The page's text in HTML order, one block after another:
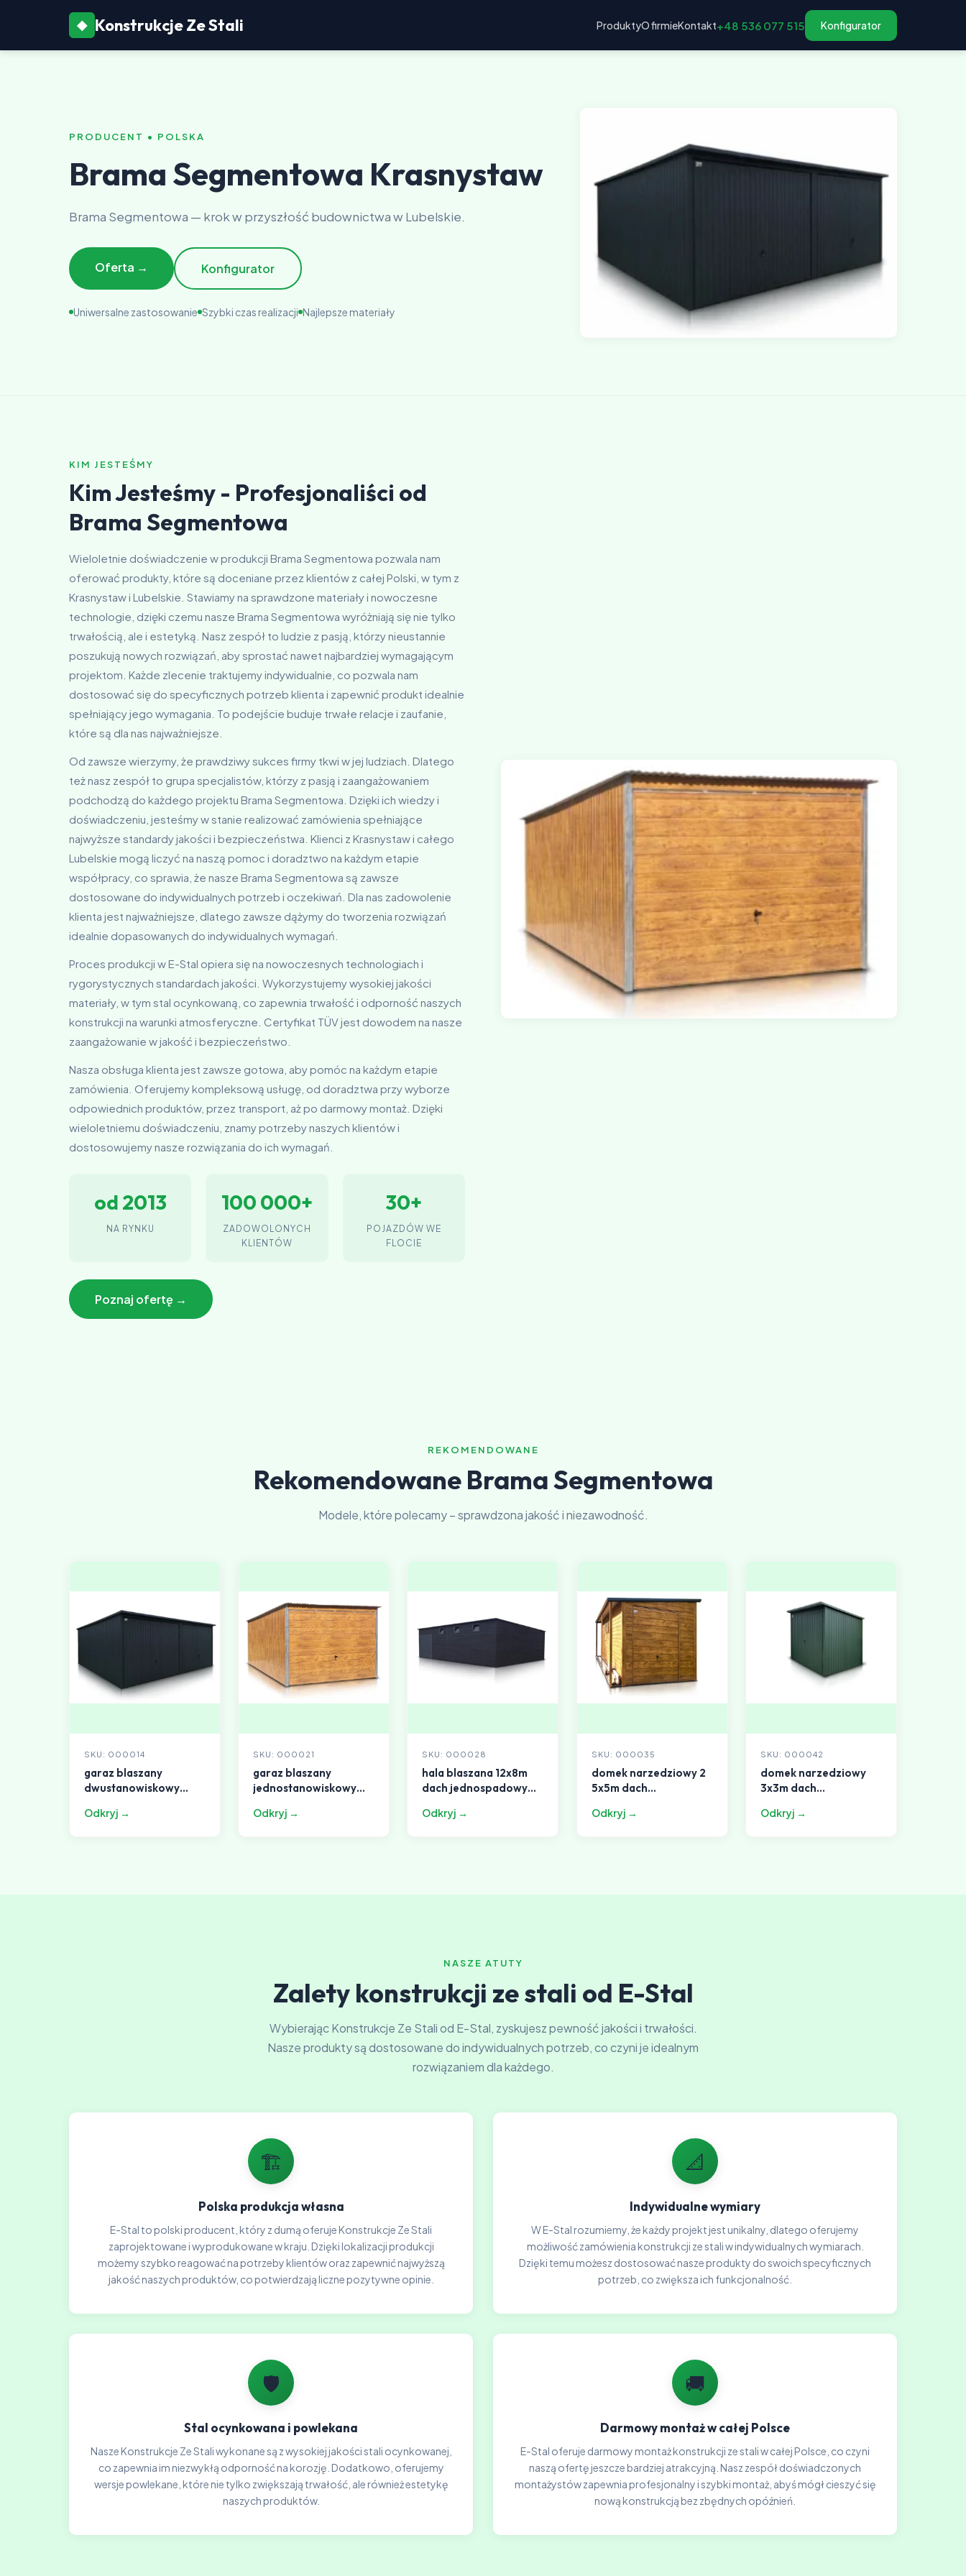
◆ Konstrukcje Ze Stali ProduktyO firmieKontakt+48 536 077 515 Konfigurator
PRODUCENT • POLSKA
Brama Segmentowa Krasnystaw
Brama Segmentowa — krok w przyszłość budownictwa w Lubelskie.
Oferta → Konfigurator
Uniwersalne zastosowanie Szybki czas realizacji Najlepsze materiały
KIM JESTEŚMY
Kim Jesteśmy - Profesjonaliści od
Brama Segmentowa
Wieloletnie doświadczenie w produkcji Brama Segmentowa pozwala nam
oferować produkty, które są doceniane przez klientów z całej Polski, w tym z
Krasnystaw i Lubelskie. Stawiamy na sprawdzone materiały i nowoczesne
technologie, dzięki czemu nasze Brama Segmentowa wyróżniają się nie tylko
trwałością, ale i estetyką. Nasz zespół to ludzie z pasją, którzy nieustannie
poszukują nowych rozwiązań, aby sprostać nawet najbardziej wymagającym
projektom. Każde zlecenie traktujemy indywidualnie, co pozwala nam
dostosować się do specyficznych potrzeb klienta i zapewnić produkt idealnie
spełniający jego wymagania. To podejście buduje trwałe relacje i zaufanie,
które są dla nas najważniejsze.
Od zawsze wierzymy, że prawdziwy sukces firmy tkwi w jej ludziach. Dlatego
też nasz zespół to grupa specjalistów, którzy z pasją i zaangażowaniem
podchodzą do każdego projektu Brama Segmentowa. Dzięki ich wiedzy i
doświadczeniu, jesteśmy w stanie realizować zamówienia spełniające
najwyższe standardy jakości i bezpieczeństwa. Klienci z Krasnystaw i całego
Lubelskie mogą liczyć na naszą pomoc i doradztwo na każdym etapie
współpracy, co sprawia, że nasze Brama Segmentowa są zawsze
dostosowane do indywidualnych potrzeb i oczekiwań. Dla nas zadowolenie
klienta jest najważniejsze, dlatego zawsze dążymy do tworzenia rozwiązań
idealnie dopasowanych do indywidualnych wymagań.
Proces produkcji w E-Stal opiera się na nowoczesnych technologiach i
rygorystycznych standardach jakości. Wykorzystujemy wysokiej jakości
materiały, w tym stal ocynkowaną, co zapewnia trwałość i odporność naszych
konstrukcji na warunki atmosferyczne. Certyfikat TÜV jest dowodem na nasze
zaangażowanie w jakość i bezpieczeństwo.
Nasza obsługa klienta jest zawsze gotowa, aby pomóc na każdym etapie
zamówienia. Oferujemy kompleksową usługę, od doradztwa przy wyborze
odpowiednich produktów, przez transport, aż po darmowy montaż. Dzięki
wieloletniemu doświadczeniu, znamy potrzeby naszych klientów i
dostosowujemy nasze rozwiązania do ich wymagań.
od 2013
NA RYNKU
100 000+
ZADOWOLONYCH
KLIENTÓW
30+
POJAZDÓW WE
FLOCIE
Poznaj ofertę →
REKOMENDOWANE
Rekomendowane Brama Segmentowa
Modele, które polecamy – sprawdzona jakość i niezawodność.
SKU: 000014
garaz blaszany
dwustanowiskowy
jednospadowy grafit
Odkryj →
SKU: 000021
garaz blaszany
jednostanowiskowy
jednospadowy drew
Odkryj →
SKU: 000028
hala blaszana 12x8m
dach jednospadowy
Odkryj →
SKU: 000035
domek narzedziowy 2
5x5m dach
drewnopodobny
Odkryj →
SKU: 000042
domek narzedziowy
3x3m dach
Odkryj →
NASZE ATUTY
Zalety konstrukcji ze stali od E-Stal
Wybierając Konstrukcje Ze Stali od E-Stal, zyskujesz pewność jakości i trwałości.
Nasze produkty są dostosowane do indywidualnych potrzeb, co czyni je idealnym
rozwiązaniem dla każdego.
🏗️
Polska produkcja własna
E-Stal to polski producent, który z dumą oferuje Konstrukcje Ze Stali
zaprojektowane i wyprodukowane w kraju. Dzięki lokalizacji produkcji
możemy szybko reagować na potrzeby klientów oraz zapewnić najwyższą
jakość naszych produktów, co potwierdzają liczne pozytywne opinie.
📐
Indywidualne wymiary
W E-Stal rozumiemy, że każdy projekt jest unikalny, dlatego oferujemy
możliwość zamówienia konstrukcji ze stali w indywidualnych wymiarach.
Dzięki temu możesz dostosować nasze produkty do swoich specyficznych
potrzeb, co zwiększa ich funkcjonalność.
🛡️
Stal ocynkowana i powlekana
Nasze Konstrukcje Ze Stali wykonane są z wysokiej jakości stali ocynkowanej,
co zapewnia im niezwykłą odporność na korozję. Dodatkowo, oferujemy
wersje powlekane, które nie tylko zwiększają trwałość, ale również estetykę
naszych produktów.
🚚
Darmowy montaż w całej Polsce
E-Stal oferuje darmowy montaż konstrukcji ze stali w całej Polsce, co czyni
naszą ofertę jeszcze bardziej atrakcyjną. Nasz zespół doświadczonych
montażystów zapewnia profesjonalny i szybki montaż, abyś mógł cieszyć się
nową konstrukcją bez zbędnych opóźnień.